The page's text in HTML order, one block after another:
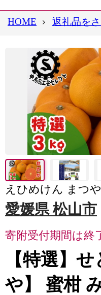
HOME 返礼品を
えひめけん まつ
愛媛県 松山市
寄附受付期間は終
【特選】
や】 蜜柑